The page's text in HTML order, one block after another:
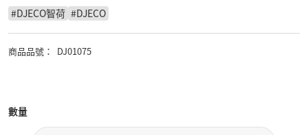
#DJECO智荷 #DJECO
商品品號 ： DJ01075
數量